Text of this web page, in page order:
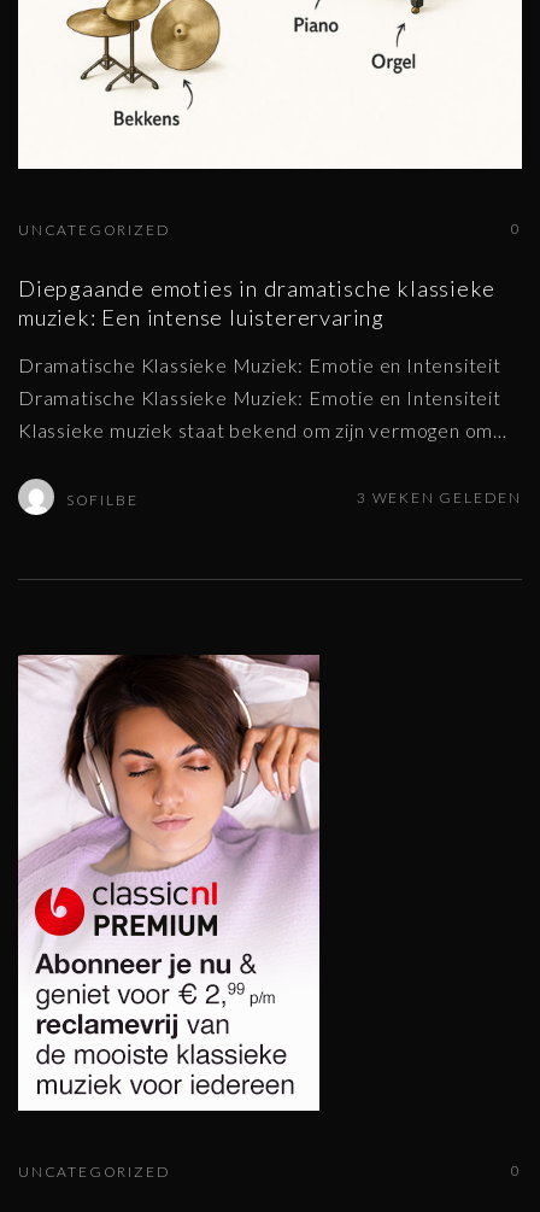
0
UNCATEGORIZED
Diepgaande emoties in dramatische klassieke
muziek: Een intense luisterervaring
Dramatische Klassieke Muziek: Emotie en Intensiteit
Dramatische Klassieke Muziek: Emotie en Intensiteit
Klassieke muziek staat bekend om zijn vermogen om…
SOFILBE 3 WEKEN GELEDEN
0
UNCATEGORIZED